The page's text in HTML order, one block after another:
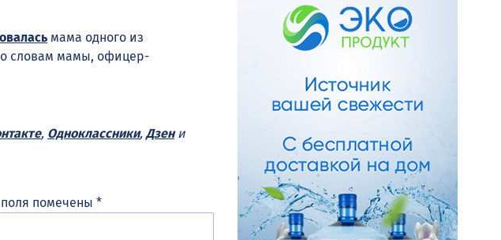
мама одного из
словам мамы, офицер-
, Одноклассники, Дзени
помечены *